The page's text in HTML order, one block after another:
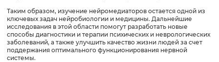
Таким образом, изучение нейромедиаторов остается одной из
ключевых задач нейробиологии и медицины. Дальнейшие
исследования в этой области помогут разработать новые
способы диагностики и терапии психических и неврологических
заболеваний, а также улучшить качество жизни людей за счет
поддержания оптимального функционирования нервной
системы.